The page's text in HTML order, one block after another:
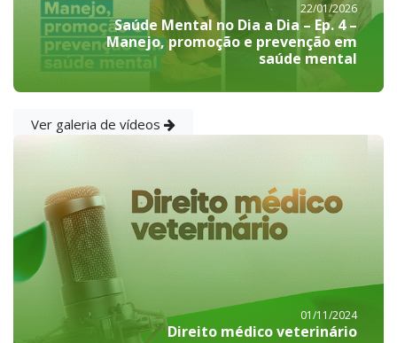
22/01/2026
Saúde Mental no Dia a Dia – Ep. 4 –
Manejo, promoção e prevenção em
saúde mental
Ver galeria de vídeos
01/11/2024
Direito médico veterinário